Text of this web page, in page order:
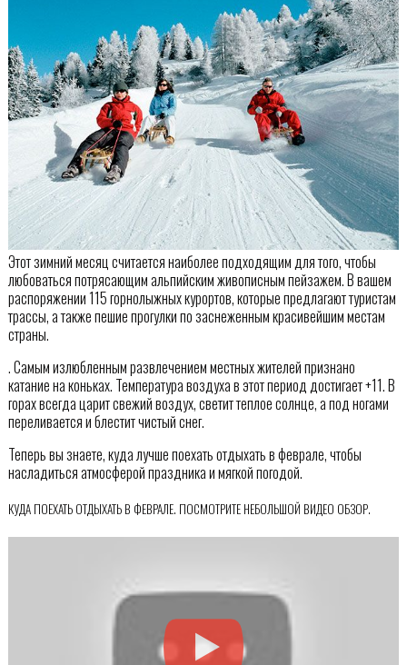
Этот зимний месяц считается наиболее подходящим для того, чтобы
любоваться потрясающим альпийским живописным пейзажем. В вашем
распоряжении 115 горнолыжных курортов, которые предлагают туристам
трассы, а также пешие прогулки по заснеженным красивейшим местам
страны.
. Самым излюбленным развлечением местных жителей признано
катание на коньках. Температура воздуха в этот период достигает +11. В
горах всегда царит свежий воздух, светит теплое солнце, а под ногами
переливается и блестит чистый снег.
Теперь вы знаете, куда лучше поехать отдыхать в феврале, чтобы
насладиться атмосферой праздника и мягкой погодой.
КУДА ПОЕХАТЬ ОТДЫХАТЬ В ФЕВРАЛЕ. ПОСМОТРИТЕ НЕБОЛЬШОЙ ВИДЕО ОБЗОР.